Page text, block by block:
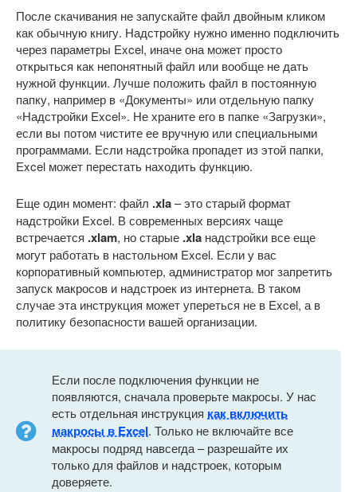
После скачивания не запускайте файл двойным кликом
как обычную книгу. Надстройку нужно именно подключить
через параметры Excel, иначе она может просто
открыться как непонятный файл или вообще не дать
нужной функции. Лучше положить файл в постоянную
папку, например в «Документы» или отдельную папку
«Надстройки Excel». Не храните его в папке «Загрузки»,
если вы потом чистите ее вручную или специальными
программами. Если надстройка пропадет из этой папки,
Excel может перестать находить функцию.
Еще один момент: файл .xla– это старый формат
надстройки Excel. В современных версиях чаще
встречается .xlam, но старые .xla надстройки все еще
могут работать в настольном Excel. Если у вас
корпоративный компьютер, администратор мог запретить
запуск макросов и надстроек из интернета. В таком
случае эта инструкция может упереться не в Excel, а в
политику безопасности вашей организации.
Если после подключения функции не
появляются, сначала проверьте макросы. У нас
есть отдельная инструкция как включить
макросы в Excel. Только не включайте все
макросы подряд навсегда – разрешайте их
только для файлов и надстроек, которым
доверяете.